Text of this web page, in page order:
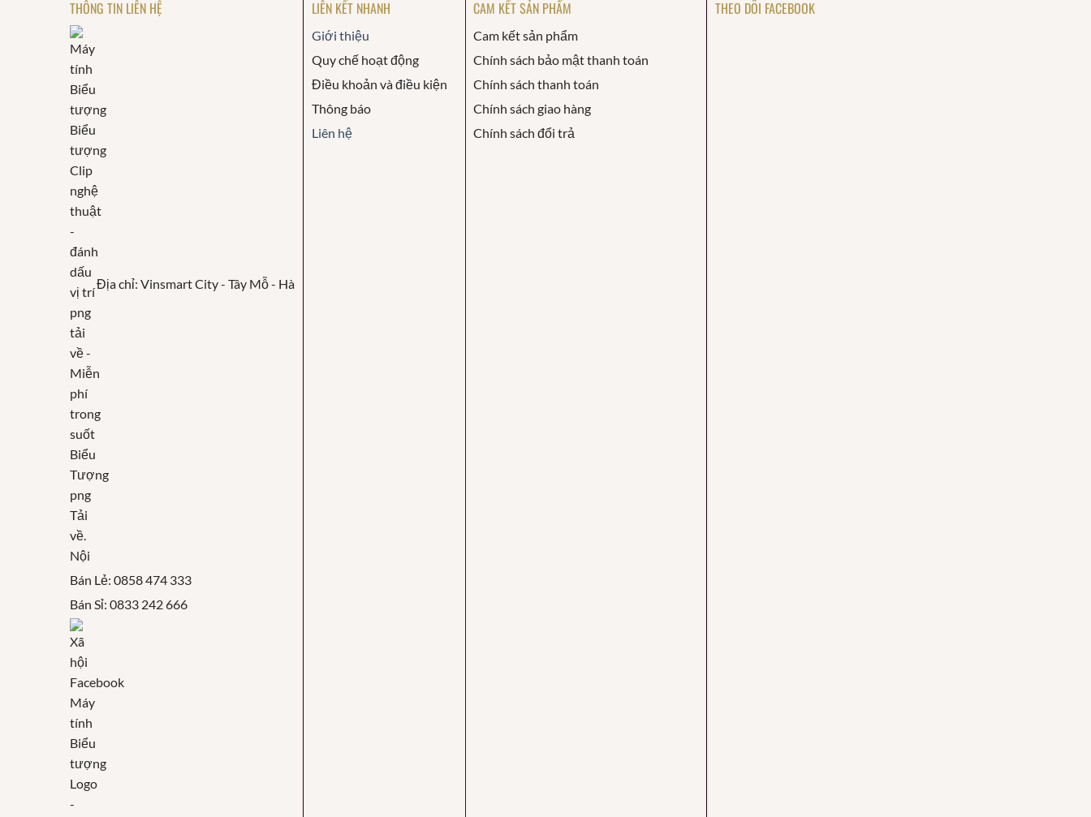
THÔNG TIN LIÊN HỆ
Địa chỉ: Vinsmart City - Tây Mỗ - Hà
Nội
Bán Lẻ: 0858 474 333
Bán Sỉ: 0833 242 666
LIÊN KẾT NHANH
Giới thiệu
Quy chế hoạt động
Điều khoản và điều kiện
Thông báo
Liên hệ
CAM KẾT SẢN PHẨM
Cam kết sản phẩm
Chính sách bảo mật thanh toán
Chính sách thanh toán
Chính sách giao hàng
Chính sách đổi trả
THEO DÕI FACEBOOK